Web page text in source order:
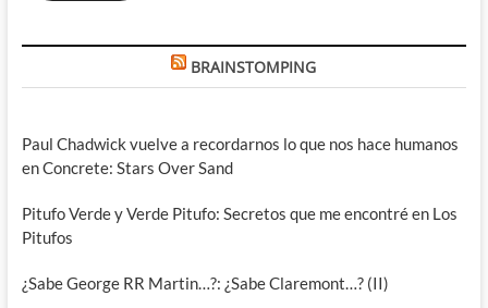
BRAINSTOMPING
Paul Chadwick vuelve a recordarnos lo que nos hace humanos
en Concrete: Stars Over Sand
Pitufo Verde y Verde Pitufo: Secretos que me encontré en Los
Pitufos
¿Sabe George RR Martin…?: ¿Sabe Claremont…? (II)